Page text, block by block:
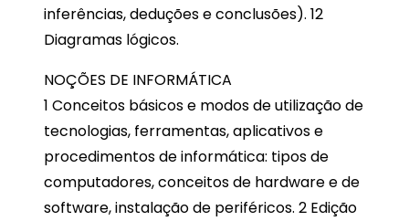
inferências, deduções e conclusões). 12
Diagramas lógicos.
NOÇÕES DE INFORMÁTICA
1 Conceitos básicos e modos de utilização de
tecnologias, ferramentas, aplicativos e
procedimentos de informática: tipos de
computadores, conceitos de hardware e de
software, instalação de periféricos. 2 Edição